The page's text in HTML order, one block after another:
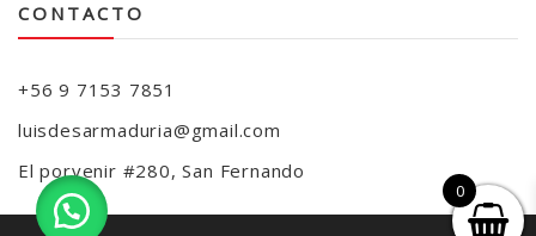
CONTACTO
+56 9 7153 7851
luisdesarmaduria@gmail.com
El porvenir #280, San Fernando
0